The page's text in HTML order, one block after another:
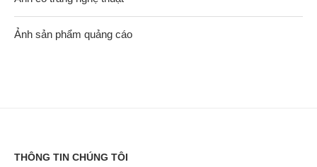
Ảnh sản phẩm quảng cáo
THÔNG TIN CHÚNG TÔI